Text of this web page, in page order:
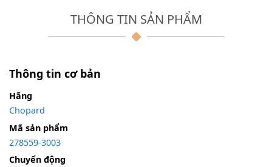
THÔNG TIN SẢN PHẨM
Thông tin cơ bản
Hãng
Chopard
Mã sản phẩm
278559-3003
Chuyển động